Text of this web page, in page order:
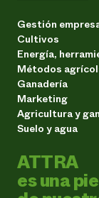
Gestión
Cultivos
Energía,
Métodos
Ganadería
Marketing
Agricultura y
Suelo y agua
ATTRA
es una